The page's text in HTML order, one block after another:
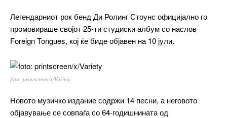
Легендарниот рок бенд Ди Ролинг Стоунс официјално го
промовираше својот 25-ти студиски албум со наслов
Foreign Tongues, кој ќе биде објавен на 10 јули.
foto: printscreen/x/Variety
Новото музичко издание содржи 14 песни, а неговото
објавување се совпаѓа со 64-годишнината од